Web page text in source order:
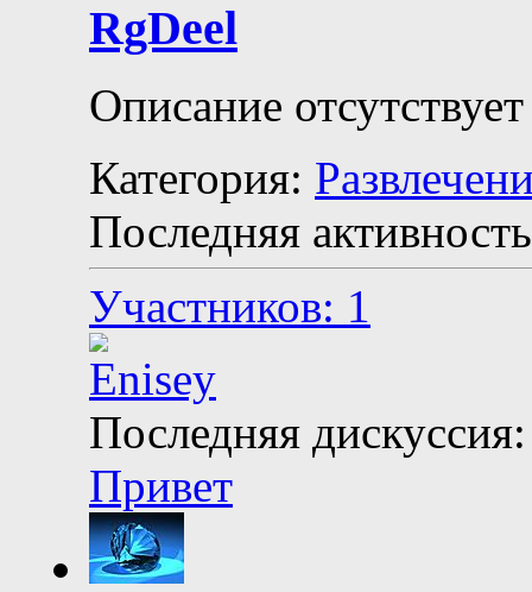
RgDeel
Описание отсутствует
Категория:
Последняя
Участников: 1
Последняя дискуссия:
Привет